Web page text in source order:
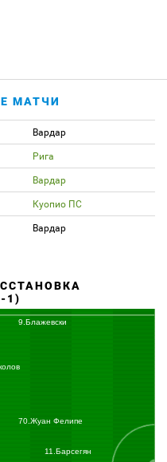
МАТЧИ
Вардар
Рига
Вардар
Куопио ПС
Вардар
1)
11.Барсегян
9.Блажевски
70.Жуан Фелипе